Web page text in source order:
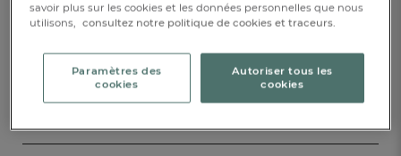
Disponible
1
savoir plus sur les cookies et les données personnelles que nous
utilisons, consultez notre politique de cookies et traceurs.
Paramètres des
cookies
Autoriser tous les
cookies